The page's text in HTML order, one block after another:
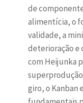
de
alimentícia, o
validade, a
deterioração e
com Heijunka
giro, o Kanban